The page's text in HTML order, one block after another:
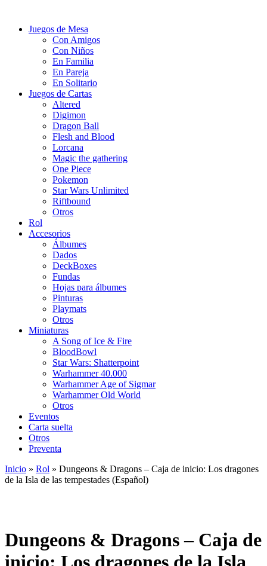
Juegos de Mesa
Con Amigos
Con Niños
En Familia
En Pareja
En Solitario
Juegos de Cartas
Altered
Digimon
Dragon Ball
Flesh and Blood
Lorcana
Magic the gathering
One Piece
Pokemon
Star Wars Unlimited
Riftbound
Otros
Rol
Accesorios
Álbumes
Dados
DeckBoxes
Fundas
Hojas para álbumes
Pinturas
Playmats
Otros
Miniaturas
A Song of Ice & Fire
BloodBowl
Star Wars: Shatterpoint
Warhammer 40.000
Warhammer Age of Sigmar
Warhammer Old World
Otros
Eventos
Carta suelta
Otros
Preventa
Inicio » Rol » Dungeons & Dragons – Caja de inicio: Los dragones
de la Isla de las tempestades (Español)
Dungeons & Dragons – Caja de